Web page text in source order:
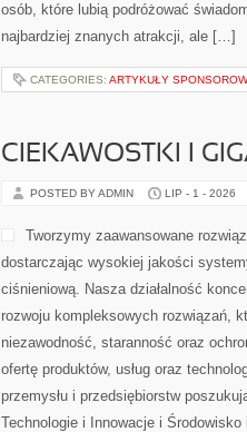
osób, które lubią podróżować
najbardziej znanych atrakcji, ale […]
CATEGORIES: ARTYKUŁY
CIEKAWOSTKI I
POSTED BY ADMIN LIP - 1 - 2026
Tworzymy zaawansowane
dostarczając wysokiej jakości
ciśnieniową. Nasza działalność
rozwoju kompleksowych rozwiązań,
niezawodność, staranność oraz
ofertę produktów, usług oraz
przemysłu i przedsiębiorstw
Technologie i Innowacje i